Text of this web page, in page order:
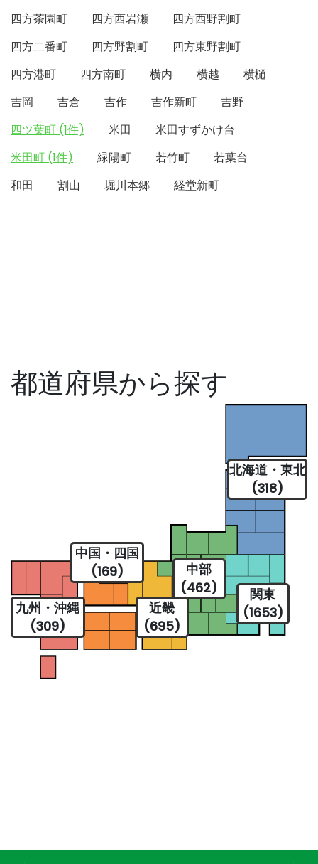
四方茶園町
四方西岩瀬
四方西野割町
四方二番町
四方野割町
四方東野割町
四方港町
四方南町 横内 横越
横樋
吉岡
吉倉 吉作 吉作新町
吉野
四ツ葉町 (1件)
米田
米田すずかけ台
米田町 (1件)
緑陽町 若竹町
若葉台
和田
割山 堀川本郷 経堂新町
都道府県から探す
北海道・東北
(318)
関東
(1653)
中部
(462)
近畿
(695)
中国・四国
(169)
九州・沖縄
(309)